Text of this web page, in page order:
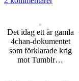
Det idag ett år gamla
4chan-dokumentet
som förklarade krig
mot Tumblr…